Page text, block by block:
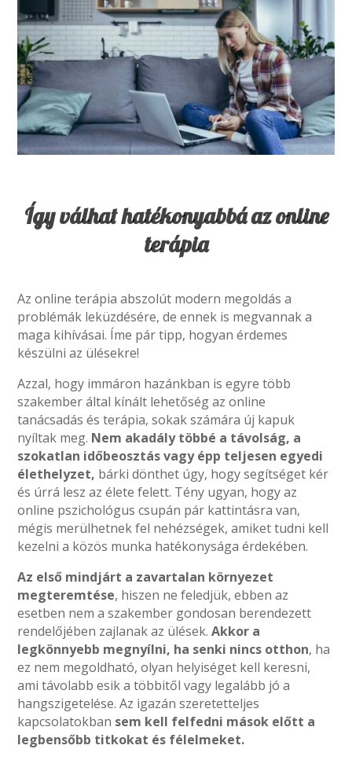
Így válhat hatékonyabbá az online
terápia
Az online terápia abszolút modern megoldás a
problémák leküzdésére, de ennek is megvannak a
maga kihívásai. Íme pár tipp, hogyan érdemes
készülni az ülésekre!
Azzal, hogy immáron hazánkban is egyre több
szakember által kínált lehetőség az online
tanácsadás és terápia, sokak számára új kapuk
nyíltak meg. Nem akadály többé a távolság, a
szokatlan időbeosztás vagy épp teljesen egyedi
élethelyzet, bárki dönthet úgy, hogy segítséget kér
és úrrá lesz az élete felett. Tény ugyan, hogy az
online pszichológus csupán pár kattintásra van,
mégis merülhetnek fel nehézségek, amiket tudni kell
kezelni a közös munka hatékonysága érdekében.
Az első mindjárt a zavartalan környezet
megteremtése, hiszen ne feledjük, ebben az
esetben nem a szakember gondosan berendezett
rendelőjében zajlanak az ülések.Akkor a
legkönnyebb megnyílni, ha senki nincs otthon, ha
ez nem megoldható, olyan helyiséget kell keresni,
ami távolabb esik a többitől vagy legalább jó a
hangszigetelése. Az igazán szeretetteljes
kapcsolatokban sem kell felfedni mások előtt a
legbensőbb titkokat és félelmeket.